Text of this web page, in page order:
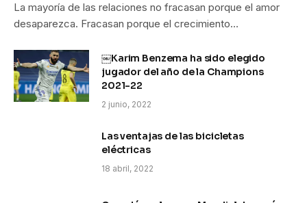
La mayoría de las relaciones no fracasan porque el amor
desaparezca. Fracasan porque el crecimiento…
￼Karim Benzema ha sido elegido
jugador del año de la Champions
2021-22
2 junio, 2022
Las ventajas de las bicicletas
eléctricas
18 abril, 2022